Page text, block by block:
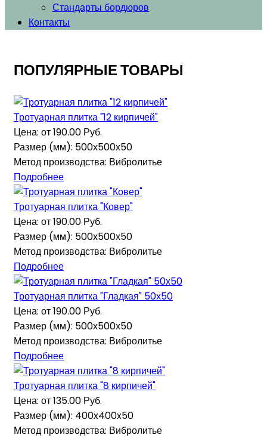
Стандарты бордюров
Контакты
ПОПУЛЯРНЫЕ ТОВАРЫ
Тротуарная плитка "12 кирпичей"
Цена: от190.00 Руб.
Размер (мм): 500х500х50
Метод производства: Вибролитье
Подробнее
Тротуарная плитка "Ковер"
Цена: от190.00 Руб.
Размер (мм): 500х500х50
Метод производства: Вибролитье
Подробнее
Тротуарная плитка "Гладкая" 50х50
Цена: от190.00 Руб.
Размер (мм): 500х500х50
Метод производства: Вибролитье
Подробнее
Тротуарная плитка "8 кирпичей"
Цена: от135.00 Руб.
Размер (мм): 400x400x50
Метод производства: Вибролитье